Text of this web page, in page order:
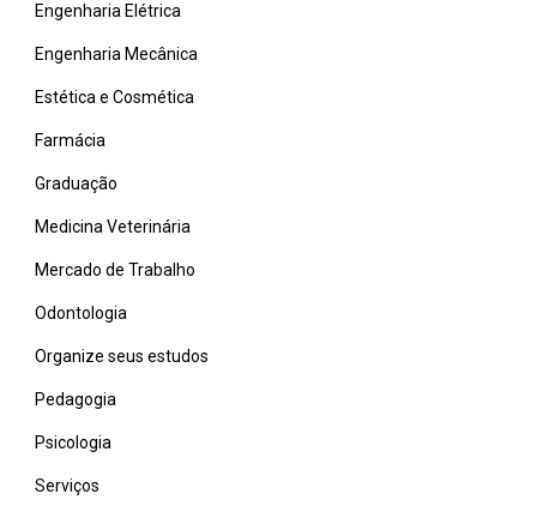
Engenharia Elétrica
Engenharia Mecânica
Estética e Cosmética
Farmácia
Graduação
Medicina Veterinária
Mercado de Trabalho
Odontologia
Organize seus estudos
Pedagogia
Psicologia
Serviços